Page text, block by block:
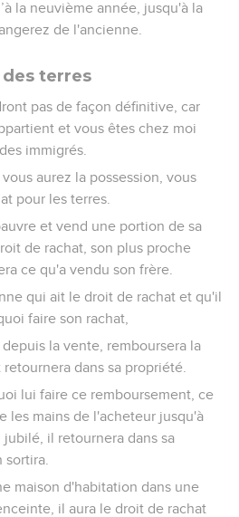
la neuvième année, jusqu'à la
de l'ancienne.
terres
pas de façon définitive, car
et vous êtes chez moi
immigrés.
aurez la possession, vous
pour les terres.
et vend une portion de sa
de rachat, son plus proche
ce qu'a vendu son frère.
qui ait le droit de rachat et qu'il
faire son rachat,
la vente, remboursera la
dans sa propriété.
lui faire ce remboursement, ce
les mains de l'acheteur jusqu'à
il retournera dans sa
maison d'habitation dans une
il aura le droit de rachat